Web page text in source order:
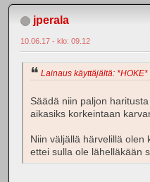
jperala
10.06.17 - klo: 09.12
Lainaus käyttäjältä:
Säädä niin paljon
aikasiks korkeintaan
Niin väljällä härvelillä olen
ettei sulla ole lähelläkään